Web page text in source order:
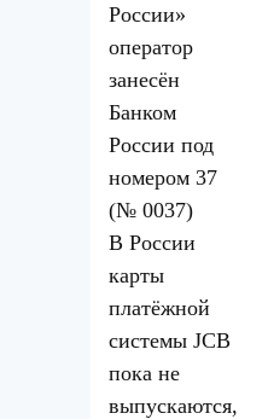
России»
оператор
занесён
Банком
России под
номером 37
(№ 0037)
В России
карты
платёжной
системы JCB
пока не
выпускаются,